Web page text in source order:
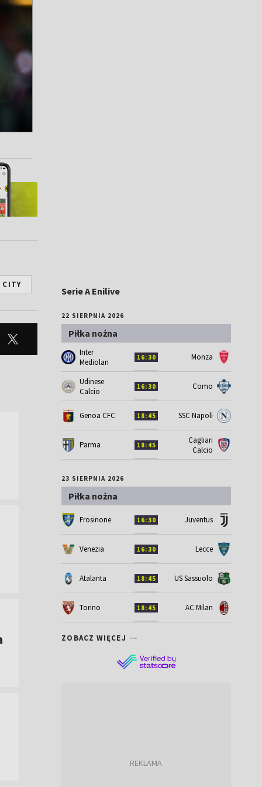
CITY
Serie A Enilive
22 SIERPNIA 2026
Piłka nożna
Inter
Mediolan
16:30 Monza
Udinese
Calcio
16:30 Como
Genoa CFC 18:45 SSC Napoli
Parma 18:45
Cagliari
Calcio
23 SIERPNIA 2026
Piłka nożna
Frosinone 16:30 Juventus
Venezia 16:30 Lecce
Atalanta 18:45 US Sassuolo
Torino 18:45 AC Milan
ZOBACZ WIĘCEJ